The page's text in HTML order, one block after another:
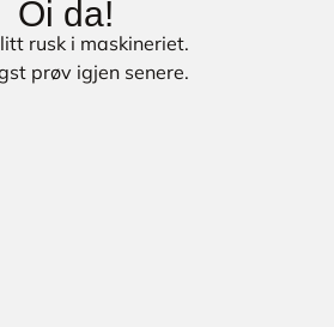
Oi da!
rusk i maskineriet.
prøv igjen senere.